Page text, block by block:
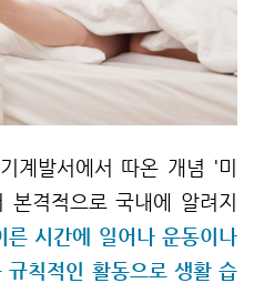
계발서에서 따온 개념 '미
격적으로 국내에 알려지
른 시간에 일어나운동이나
칙적인 활동으로 생활 습